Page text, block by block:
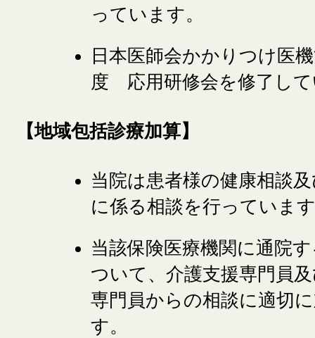
っています。
日本医師会かかりつけ医
度 応用研修会を修了し
【地域包括診療加算】
当院は患者様の健康相談
に係る相談を行っていま
当該保険医療機関に通院
ついて、介護支援専門員
専門員からの相談に適切
す。